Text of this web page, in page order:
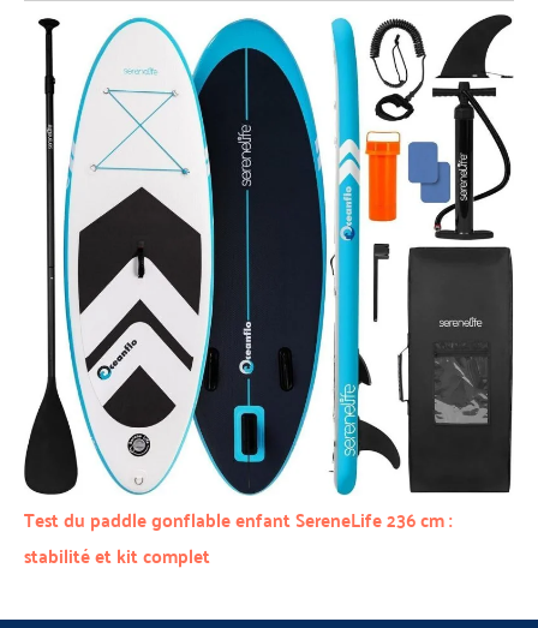
Test du paddle gonflable enfant SereneLife 236 cm :
stabilité et kit complet